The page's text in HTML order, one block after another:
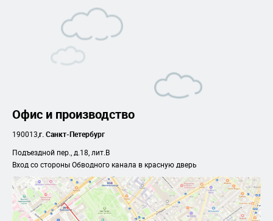
Офис и производство
190013,г. Санкт-Петербург
Подъездной пер., д.18, лит.B
Вход со стороны Обводного канала в красную дверь